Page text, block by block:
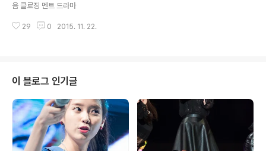
음 클로징 멘트 드라마
29 0 2015. 11. 22.
이 블로그 인기글